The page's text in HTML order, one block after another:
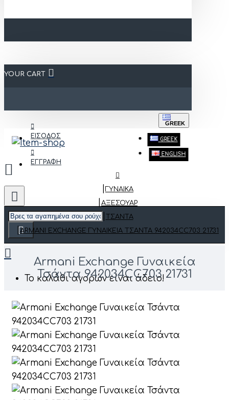
YOUR CART
ΕΙΣΟΔΟΣ
ΕΓΓΡΑΦΗ
GREEK
GREEK
ENGLISH
Το καλάθι αγορών είναι άδειο!
ΓΥΝΑΙΚΑ
ΑΞΕΣΟΥΆΡ
ΤΣΆΝΤΑ
ARMANI EXCHANGE ΓΥΝΑΙΚΕΊΑ ΤΣΆΝΤΑ 942034CC703 21731
Armani Exchange Γυναικεία
Τσάντα 942034CC703 21731